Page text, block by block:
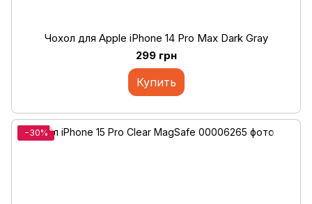
Чохол для Apple iPhone 14 Pro Max Dark Gray
299 грн
Купить
−30%